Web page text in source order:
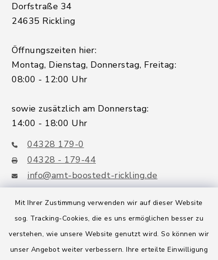
Mit Ihrer Zustimmung verwenden wir auf dieser Website
sog. Tracking-Cookies, die es uns ermöglichen besser zu
verstehen, wie unsere Website genutzt wird. So können wir
unser Angebot weiter verbessern. Ihre erteilte Einwilligung
Dorfstraße 34
24635 Rickling
Öffnungszeiten hier:
Montag, Dienstag, Donnerstag, Freitag:
08:00 - 12:00 Uhr
sowie zusätzlich am Donnerstag:
14:00 - 18:00 Uhr
04328 179-0
04328 - 179-44
info@amt-boostedt-rickling.de
Quicklinks
Amt Boostedt-Rickling